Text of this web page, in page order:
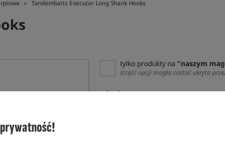
prywatność!
Tandembaits Executor Long Shank Hooks
tylko produkty na "naszym
(część opcji mogła zostać ukryta
Opcja